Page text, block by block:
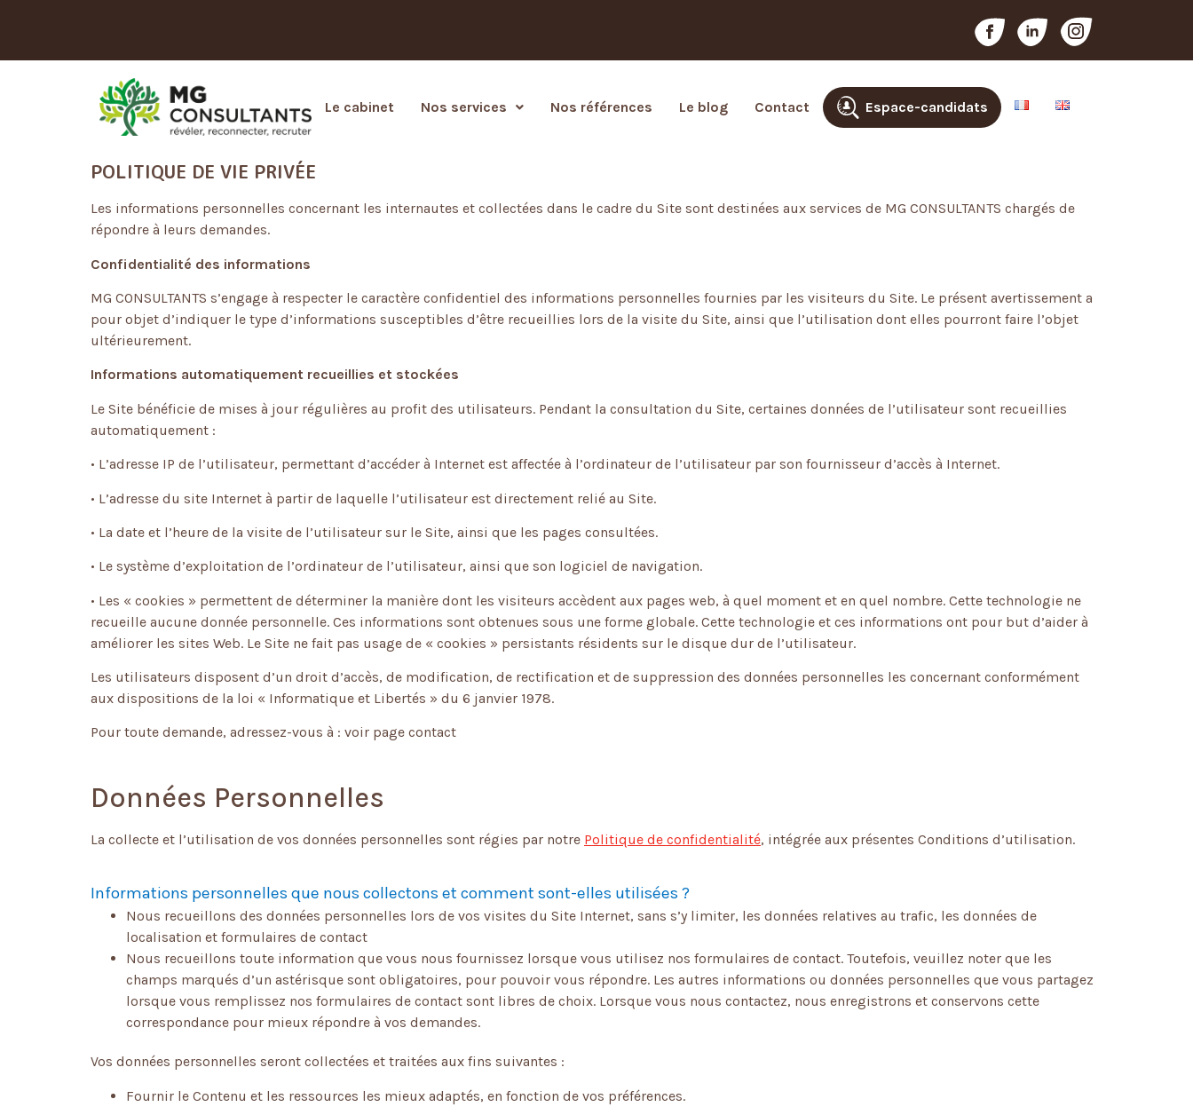
Le cabinet Nos services Nos références Le blog Contact Espace-candidats
POLITIQUE DE VIE PRIVÉE
Les informations personnelles concernant les internautes et collectées dans le cadre du Site sont destinées aux services de MG CONSULTANTS chargés de
répondre à leurs demandes.
Confidentialité des informations
MG CONSULTANTS s’engage à respecter le caractère confidentiel des informations personnelles fournies par les visiteurs du Site. Le présent avertissement a
pour objet d’indiquer le type d’informations susceptibles d’être recueillies lors de la visite du Site, ainsi que l’utilisation dont elles pourront faire l’objet
ultérieurement.
Informations automatiquement recueillies et stockées
Le Site bénéficie de mises à jour régulières au profit des utilisateurs. Pendant la consultation du Site, certaines données de l’utilisateur sont recueillies
automatiquement :
• L’adresse IP de l’utilisateur, permettant d’accéder à Internet est affectée à l’ordinateur de l’utilisateur par son fournisseur d’accès à Internet.
• L’adresse du site Internet à partir de laquelle l’utilisateur est directement relié au Site.
• La date et l’heure de la visite de l’utilisateur sur le Site, ainsi que les pages consultées.
• Le système d’exploitation de l’ordinateur de l’utilisateur, ainsi que son logiciel de navigation.
• Les « cookies » permettent de déterminer la manière dont les visiteurs accèdent aux pages web, à quel moment et en quel nombre. Cette technologie ne
recueille aucune donnée personnelle. Ces informations sont obtenues sous une forme globale. Cette technologie et ces informations ont pour but d’aider à
améliorer les sites Web. Le Site ne fait pas usage de « cookies » persistants résidents sur le disque dur de l’utilisateur.
Les utilisateurs disposent d’un droit d’accès, de modification, de rectification et de suppression des données personnelles les concernant conformément
aux dispositions de la loi « Informatique et Libertés » du 6 janvier 1978.
Pour toute demande, adressez-vous à : voir page contact
Données Personnelles
La collecte et l’utilisation de vos données personnelles sont régies par notre Politique de confidentialité, intégrée aux présentes Conditions d’utilisation.
Informations personnelles que nous collectons et comment sont-elles utilisées ?
Nous recueillons des données personnelles lors de vos visites du Site Internet, sans s’y limiter, les données relatives au trafic, les données de
localisation et formulaires de contact
Nous recueillons toute information que vous nous fournissez lorsque vous utilisez nos formulaires de contact. Toutefois, veuillez noter que les
champs marqués d’un astérisque sont obligatoires, pour pouvoir vous répondre. Les autres informations ou données personnelles que vous partagez
lorsque vous remplissez nos formulaires de contact sont libres de choix. Lorsque vous nous contactez, nous enregistrons et conservons cette
correspondance pour mieux répondre à vos demandes.
Vos données personnelles seront collectées et traitées aux fins suivantes :
Fournir le Contenu et les ressources les mieux adaptés, en fonction de vos préférences.